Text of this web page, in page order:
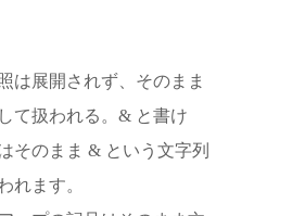
は展開されず、そのまま
て扱われる。& と書け
そのまま & という文字列
れます。